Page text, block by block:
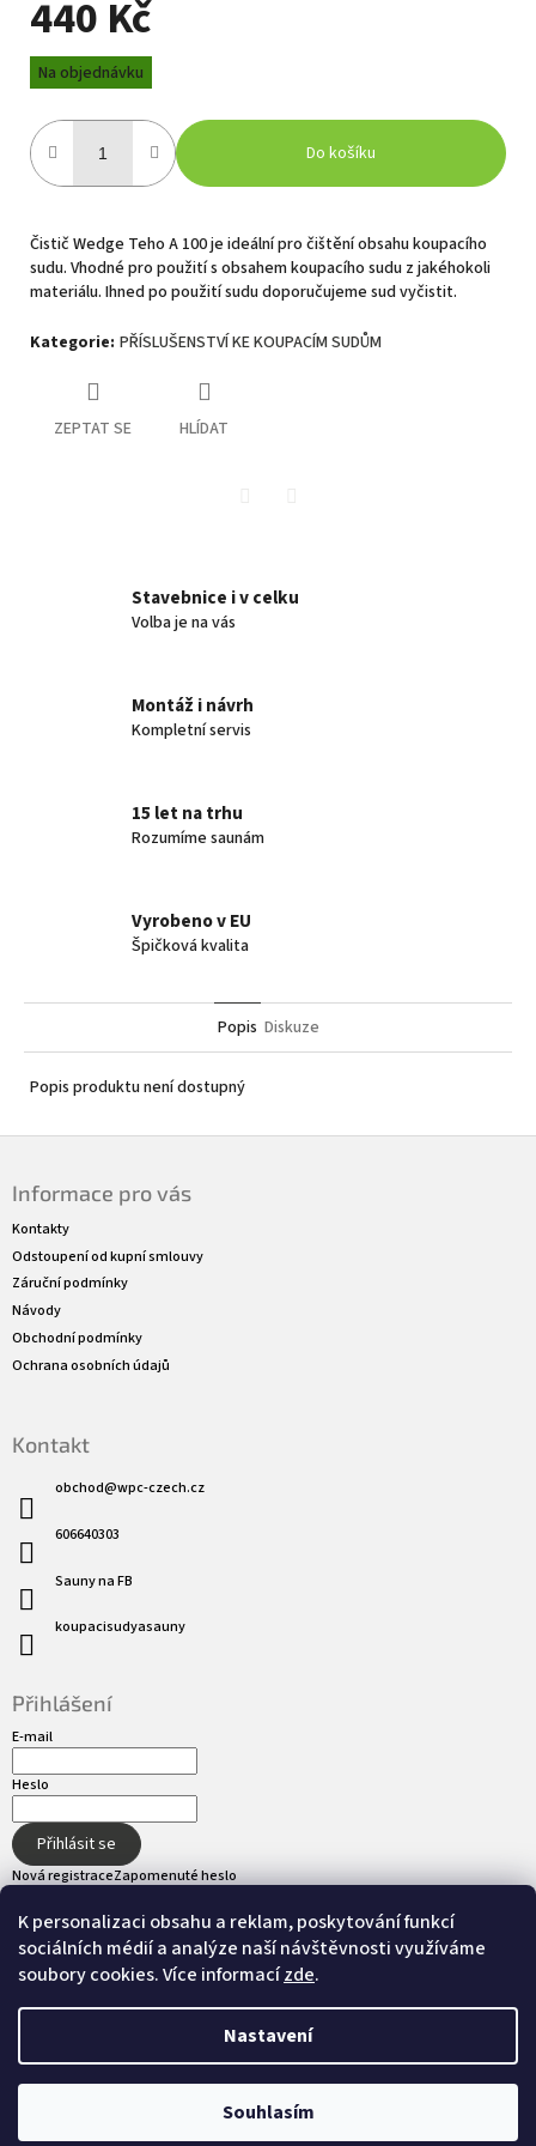
K personalizaci obsahu a reklam, poskytování funkcí
sociálních médií a analýze naší návštěvnosti využíváme
soubory cookies. Více informacízde.
Nastavení
Souhlasím
440 Kč
Měrná
cena:
Na objednávku
Do košíku
Čistič Wedge Teho A 100 je ideální pro čištění obsahu koupacího
sudu. Vhodné pro použití s obsahem koupacího sudu z jakéhokoli
materiálu. Ihned po použití sudu doporučujeme sud vyčistit.
Kategorie: PŘÍSLUŠENSTVÍ KE KOUPACÍM SUDŮM
ZEPTAT SE HLÍDAT
Stavebnice i v celku
Volba je na vás
Montáž i návrh
Kompletní servis
15 let na trhu
Rozumíme saunám
Vyrobeno v EU
Špičková kvalita
Popis Diskuze
Popis produktu není dostupný
Informace pro vás
Kontakty
Odstoupení od kupní smlouvy
Záruční podmínky
Návody
Obchodní podmínky
Ochrana osobních údajů
Kontakt
obchod@wpc-czech.cz
606640303
Sauny na FB
koupacisudyasauny
Přihlášení
E-mail
Heslo
Přihlásit se
Nová registraceZapomenuté heslo
Přijímáme online platby
Vytvořil Shoptet
Nastavil tým EshopyUmíme.czCopyright 2026
vyhrazena.Upravit nastavení cookies